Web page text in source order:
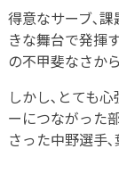
得意なサーブ､
きな舞台で発揮
の不甲斐なさか
しかし､とても
ーにつながった
さった中野選手